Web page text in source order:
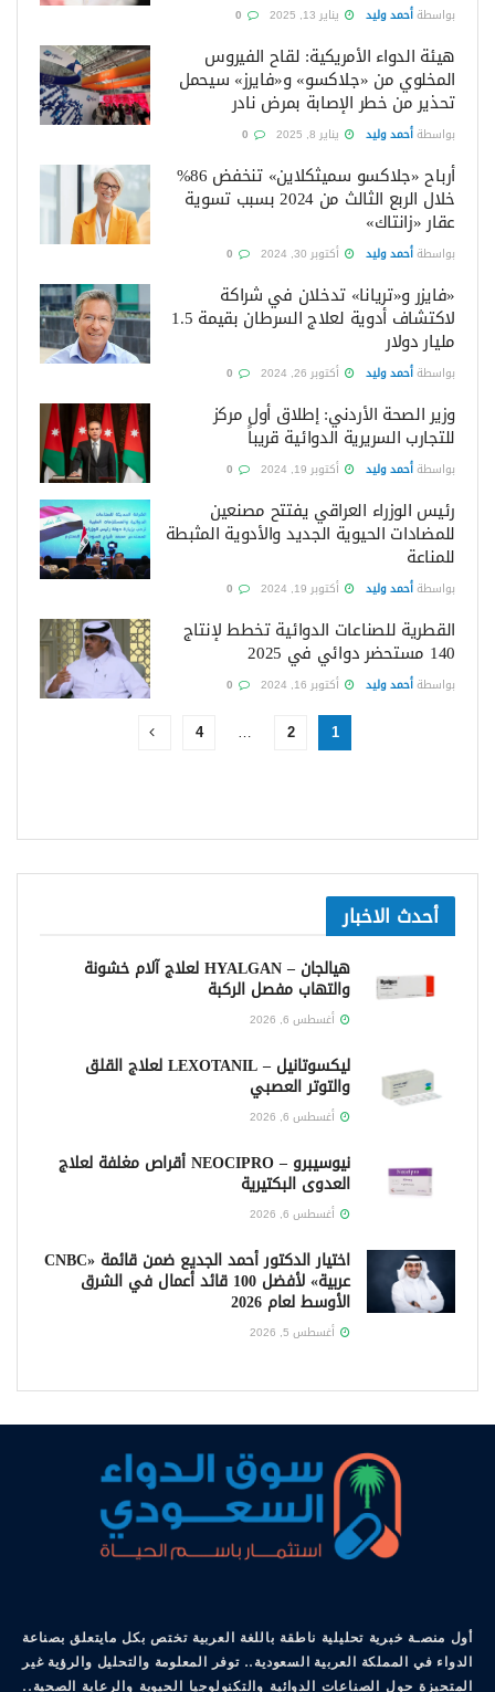
بواسطةأحمد وليد يناير 13, 2025
هيئة الدواء الأمريكية: لقاح الفيروس
المخلوي من «جلاكسو» و«فايرز» سيحمل
تحذير من خطر الإصابة بمرض نادر
بواسطةأحمد وليد يناير 8, 2025
أرباح «جلاكسو سميثكلاين» تنخفض 86%
خلال الربع الثالث من 2024 بسبب تسوية
عقار «زانتاك»
بواسطةأحمد وليد أكتوبر 30, 2024
«فايزر و«تريانا» تدخلان في شراكة
لاكتشاف أدوية لعلاج السرطان بقيمة 1.5
مليار دولار
بواسطةأحمد وليد أكتوبر 26, 2024
وزير الصحة الأردني: إطلاق أول مركز
للتجارب السريرية الدوائية قريباً
بواسطةأحمد وليد أكتوبر 19, 2024
رئيس الوزراء العراقي يفتتح مصنعين
للمضادات الحيوية الجديد والأدوية المثبطة
للمناعة
بواسطةأحمد وليد أكتوبر 19, 2024
القطرية للصناعات الدوائية تخطط لإنتاج
140 مستحضر دوائي في 2025
بواسطةأحمد وليد أكتوبر 16, 2024
1
2
…
4
أحدث الاخبار
هيالجان – HYALGAN لعلاج آلام خشونة
والتهاب مفصل الركبة
أغسطس 6, 2026
ليكسوتانيل – LEXOTANIL لعلاج القلق
والتوتر العصبي
أغسطس 6, 2026
نيوسيبرو – NEOCIPRO أقراص مغلفة لعلاج
العدوى البكتيرية
أغسطس 6, 2026
اختيار الدكتور أحمد الجديع ضمن قائمة «CNBC
عربية» لأفضل 100 قائد أعمال في الشرق
الأوسط لعام 2026
أغسطس 5, 2026
أول منصـة خبرية تحليلية ناطقة باللغة العربية تختص بكل مايتعلق بصناعة
الدواء في المملكة العربية السعودية.. توفر المعلومة والتحليل والرؤية غير
المتحيزة حول الصناعات الدوائية والتكنولوجيا الحيوية والرعاية الصحية..